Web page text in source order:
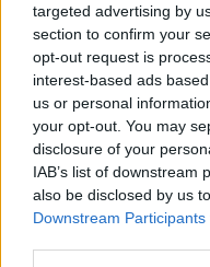
targeted advertising by
section to confirm your
opt-out request is
interest-based ads
us or personal
your opt-out. You may
disclosure of your
IAB’s list of downstream
also be disclosed by us
Downstream Participants
SAN MARINO
plenipotenziario del
Salim bin Mohamed
Segreteria di Stato per il
Pedini Amati.
In mattinata il nuovo
di credenziali ai Capitani
proficui dialoghi con le